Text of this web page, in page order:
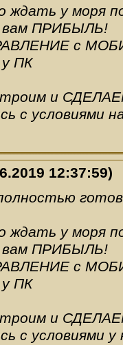
ждать у моря
вам ПРИБЫЛЬ!
с
ПК
и
с условиями
12:37:59)
ждать у моря
вам ПРИБЫЛЬ!
с
ПК
и
с условиями